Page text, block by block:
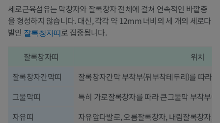
세로근육섬유는 막창자와 잘록창자 전체에 걸쳐 연속적인 바깥층
을 형성하지 않습니다. 대신, 각각 약 12mm 너비의 세 개의 세로다
발인 잘록창자띠로 집중됩니다.
잘록창자띠
위치
잘록창자간막띠
잘록창자간막 부착부(뒤부착테두리)를 따라
그물막띠
특히 가로잘록창자를 따라 큰그물막 부착부
자유띠
자유앞다발로, 오름잘록창자, 내림잘록창자,